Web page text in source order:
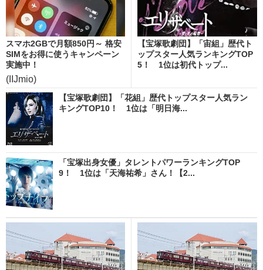
スマホ2GBで月額850円～ 格安
SIMをお得に使うキャンペーン
実施中！
(IIJmio)
【宝塚歌劇団】「宙組」歴代ト
ップスター人気ランキングTOP
5！ 1位は初代トップ...
【宝塚歌劇団】「花組」歴代トップスター人気ラン
キングTOP10！ 1位は「明日海...
「宝塚出身女優」タレントパワーランキングTOP
9！ 1位は「天海祐希」さん！【2...